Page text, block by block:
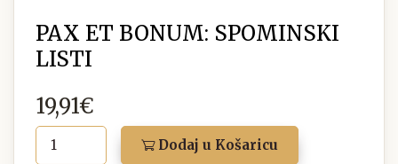
PAX ET BONUM: SPOMINSKI
LISTI
19,91€
Dodaj u Košaricu